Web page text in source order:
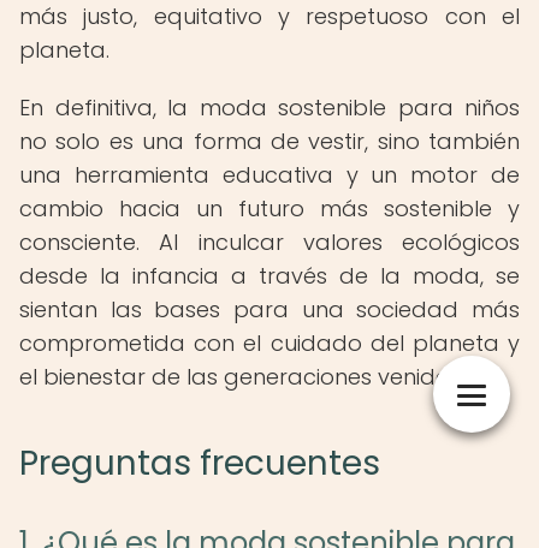
más justo, equitativo y respetuoso con el
planeta.
En definitiva, la moda sostenible para niños
no solo es una forma de vestir, sino también
una herramienta educativa y un motor de
cambio hacia un futuro más sostenible y
consciente. Al inculcar valores ecológicos
desde la infancia a través de la moda, se
sientan las bases para una sociedad más
comprometida con el cuidado del planeta y
el bienestar de las generaciones venideras.
Preguntas frecuentes